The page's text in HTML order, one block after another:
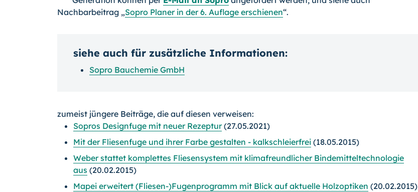
Nachbarbeitrag „Sopro Planer in der 6. Auflage erschienen“.
siehe auch für zusätzliche Informationen:
Sopro Bauchemie GmbH
zumeist jüngere Beiträge, die auf diesen verweisen:
Sopros Designfuge mit neuer Rezeptur(27.05.2021)
Mit der Fliesenfuge und ihrer Farbe gestalten - kalkschleierfrei (18.05.2015)
Weber stattet komplettes Fliesensystem mit klimafreundlicher Bindemitteltechnologie
aus (20.02.2015)
Mapei erweitert (Fliesen-)Fugenprogramm mit Blick auf aktuelle Holzoptiken (20.02.2015)